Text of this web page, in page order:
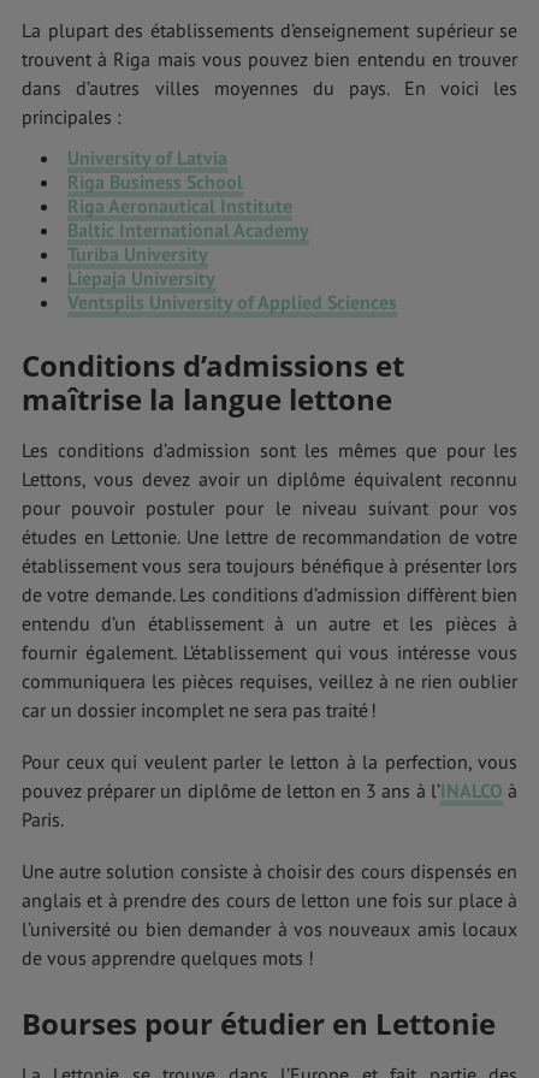
La plupart des établissements d’enseignement supérieur se
trouvent à Riga mais vous pouvez bien entendu en trouver
dans d’autres villes moyennes du pays. En voici les
principales :
University of Latvia
Riga Business School
Riga Aeronautical Institute
Baltic International Academy
Turiba University
Liepaja University
Ventspils University of Applied Sciences
Conditions d’admissions et
maîtrise la langue lettone
Les conditions d’admission sont les mêmes que pour les
Lettons, vous devez avoir un diplôme équivalent reconnu
pour pouvoir postuler pour le niveau suivant pour vos
études en Lettonie. Une lettre de recommandation de votre
établissement vous sera toujours bénéfique à présenter lors
de votre demande. Les conditions d’admission diffèrent bien
entendu d’un établissement à un autre et les pièces à
fournir également. L’établissement qui vous intéresse vous
communiquera les pièces requises, veillez à ne rien oublier
car un dossier incomplet ne sera pas traité !
Pour ceux qui veulent parler le letton à la perfection, vous
pouvez préparer un diplôme de letton en 3 ans à l’INALCO à
Paris.
Une autre solution consiste à choisir des cours dispensés en
anglais et à prendre des cours de letton une fois sur place à
l’université ou bien demander à vos nouveaux amis locaux
de vous apprendre quelques mots !
Bourses pour étudier en Lettonie